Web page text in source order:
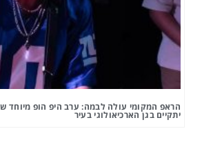
הראפ המקומי עולה לבמה: ערב היפ הופ מיוחד
יתקיים בגן הארכיאולוגי בעיר